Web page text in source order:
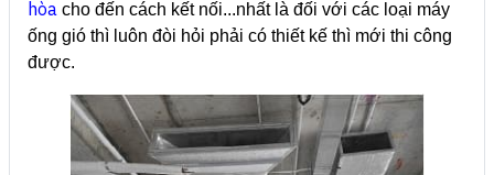
hòa cho đến cách kết nối...nhất là đối với các loại máy
ống gió thì luôn đòi hỏi phải có thiết kế thì mới thi công
được.